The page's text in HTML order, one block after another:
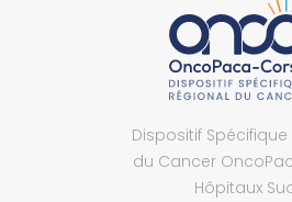
Dispositif Spécifique
du Cancer
Hôpitaux